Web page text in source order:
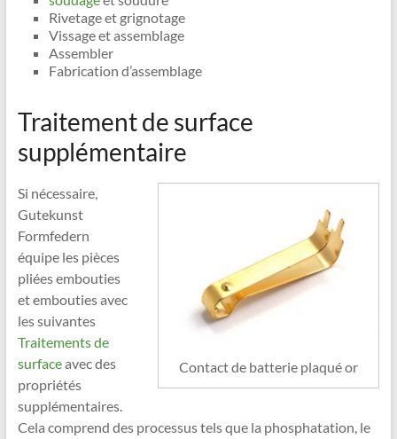
Rivetage et grignotage
Vissage et assemblage
Assembler
Fabrication d’assemblage
Traitement de surface
supplémentaire
Contact de batterie plaqué or
Si nécessaire,
Gutekunst
Formfedern
équipe les pièces
pliées embouties
et embouties avec
les suivantes
Traitements de
surfaceavec des
propriétés
supplémentaires.
Cela comprend des processus tels que la phosphatation, le